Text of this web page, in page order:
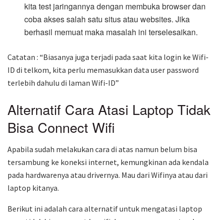
kita test jaringannya dengan membuka browser dan
coba akses salah satu situs atau websites. Jika
berhasil memuat maka masalah ini terselesaikan.
Catatan : “Biasanya juga terjadi pada saat kita login ke Wifi-
ID di telkom, kita perlu memasukkan data user password
terlebih dahulu di laman Wifi-ID”
Alternatif Cara Atasi Laptop Tidak
Bisa Connect Wifi
Apabila sudah melakukan cara di atas namun belum bisa
tersambung ke koneksi internet, kemungkinan ada kendala
pada hardwarenya atau drivernya. Mau dari Wifinya atau dari
laptop kitanya.
Berikut ini adalah cara alternatif untuk mengatasi laptop